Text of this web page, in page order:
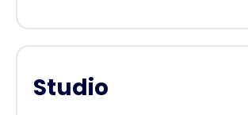
Studio